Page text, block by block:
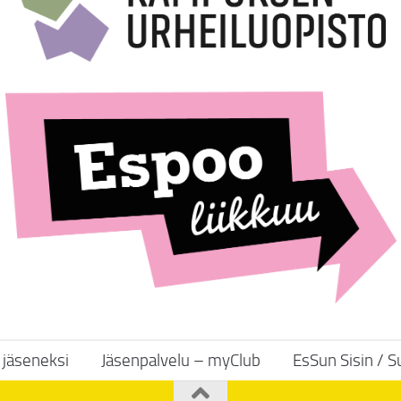
Jäsenpalvelu – myClub EsSun Sisin /